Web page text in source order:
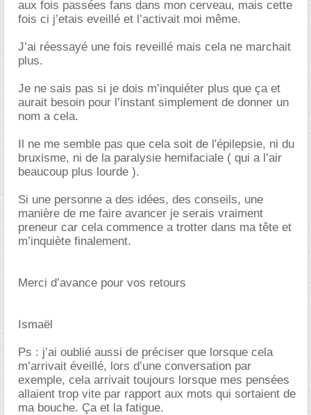
aux fois passées fans dans mon cerveau, mais cette
fois ci j’etais eveillé et l’activait moi même.
J’ai réessayé une fois reveillé mais cela ne marchait
plus.
Je ne sais pas si je dois m’inquiéter plus que ça et
aurait besoin pour l’instant simplement de donner un
nom a cela.
Il ne me semble pas que cela soit de l'épilepsie, ni du
bruxisme, ni de la paralysie hemifaciale ( qui a l’air
beaucoup plus lourde ).
Si une personne a des idées, des conseils, une
manière de me faire avancer je serais vraiment
preneur car cela commence a trotter dans ma tête et
m’inquiète finalement.
Merci d’avance pour vos retours
Ismaël
Ps : j’ai oublié aussi de préciser que lorsque cela
m’arrivait éveillé, lors d’une conversation par
exemple, cela arrivait toujours lorsque mes pensées
allaient trop vite par rapport aux mots qui sortaient de
ma bouche. Ça et la fatigue.